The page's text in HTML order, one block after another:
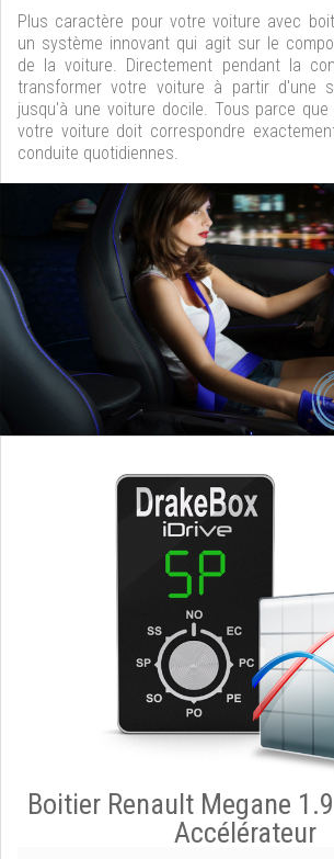
Plus caractère pour votre voiture avec
un système innovant qui agit sur le
de la voiture. Directement pendant la
transformer votre voiture à partir d'une
jusqu'à une voiture docile. Tous parce
votre voiture doit correspondre
conduite quotidiennes.
Boitier Renault Megane
Accélérateur